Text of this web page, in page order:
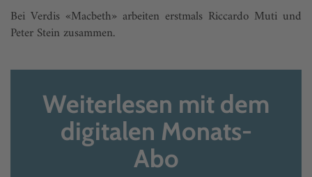
Bei Verdis «Macbeth» arbeiten erstmals Riccardo Muti und
Peter Stein zusammen.
Weiterlesen mit dem
digitalen Monats-
Abo